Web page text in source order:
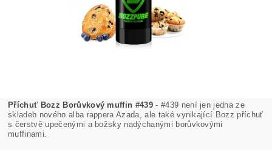
Příchuť Bozz Borůvkový muffin #439 - #439 není jen jedna ze
skladeb nového alba rappera Azada, ale také vynikající Bozz příchuť
s čerstvě upečenými a božsky nadýchanými borůvkovými
muffinami.